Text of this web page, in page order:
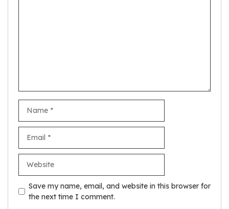
Save my name, email, and website in this browser for
the next time I comment.